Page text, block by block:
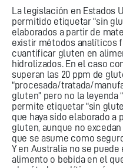
La legislación en Estados
permitido etiquetar “sin
elaborados a partir de
existir métodos analíticos
cuantificar gluten en
hidrolizados. En el caso
superan las 20 ppm de
“procesada/tratada/
gluten” pero no la leyenda
permite etiquetar “sin
que haya sido elaborado a
gluten, aunque no
que se asume como
Y en Australia no se
alimento o bebida en el